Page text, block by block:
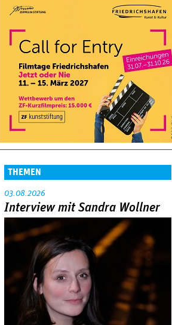
THEMEN
03.08.2026
Interview mit Sandra Wollner